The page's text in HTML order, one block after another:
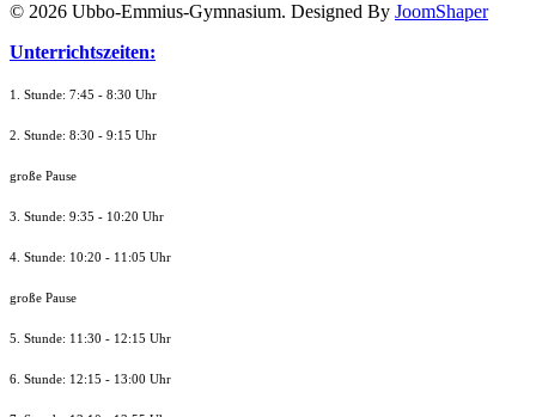
© 2026 Ubbo-Emmius-Gymnasium. Designed By JoomShaper
Unterrichtszeiten:
1. Stunde: 7:45 - 8:30 Uhr
2. Stunde: 8:30 - 9:15 Uhr
große Pause
3. Stunde: 9:35 - 10:20 Uhr
4. Stunde: 10:20 - 11:05 Uhr
große Pause
5. Stunde: 11:30 - 12:15 Uhr
6. Stunde: 12:15 - 13:00 Uhr